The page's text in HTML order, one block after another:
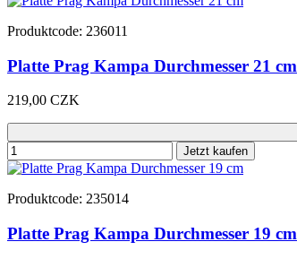
Produktcode: 236011
Platte Prag Kampa Durchmesser 21 cm
219,00 CZK
Jetzt kaufen
Produktcode: 235014
Platte Prag Kampa Durchmesser 19 cm